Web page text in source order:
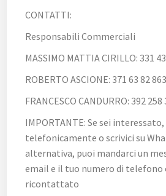
CONTATTI:
Responsabili Commerciali
MASSIMO MATTIA CIRILLO: 331
ROBERTO ASCIONE: 371 63 82 863
FRANCESCO CANDURRO: 392 258
IMPORTANTE: Se sei
telefonicamente o scrivici su
alternativa, puoi mandarci un
email e il tuo numero di telefono
ricontattato